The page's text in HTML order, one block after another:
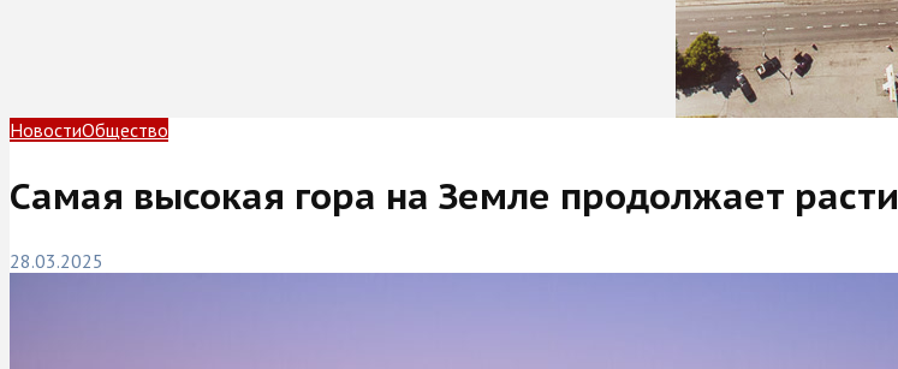
НовостиОбщество
Самая высокая гора на Земле продолжает расти
28.03.2025